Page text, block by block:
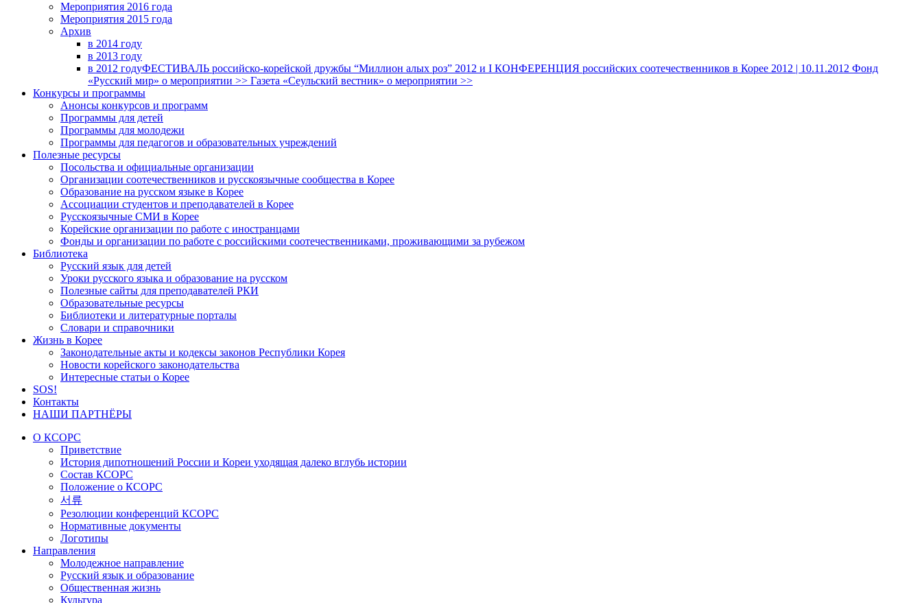
Мероприятия 2016 года
Мероприятия 2015 года
Архив
в 2014 году
в 2013 году
в 2012 годуФЕСТИВАЛЬ российско-корейской дружбы “Миллион алых роз” 2012 и I КОНФЕРЕНЦИЯ российских соотечественников в Корее 2012 | 10.11.2012 Фонд
«Русский мир» о мероприятии >> Газета «Сеульский вестник» о мероприятии >>
Конкурсы и программы
Анонсы конкурсов и программ
Программы для детей
Программы для молодежи
Программы для педагогов и образовательных учреждений
Полезные ресурсы
Посольства и официальные организации
Организации соотечественников и русскоязычные сообщества в Корее
Образование на русском языке в Корее
Ассоциации студентов и преподавателей в Корее
Русскоязычные СМИ в Корее
Корейские организации по работе с иностранцами
Фонды и организации по работе с российскими соотечественниками, проживающими за рубежом
Библиотека
Русский язык для детей
Уроки русского языка и образование на русском
Полезные сайты для преподавателей РКИ
Образовательные ресурсы
Библиотеки и литературные порталы
Словари и справочники
Жизнь в Корее
Законодательные акты и кодексы законов Республики Корея
Новости корейского законодательства
Интересные статьи о Корее
SOS!
Контакты
НАШИ ПАРТНЁРЫ
О КСОРС
Приветствие
История дипотношений России и Кореи уходящая далеко вглубь истории
Состав КСОРС
Положение о КСОРС
서류
Резолюции конференций КСОРС
Нормативные документы
Логотипы
Направления
Молодежное направление
Русский язык и образование
Общественная жизнь
Культура